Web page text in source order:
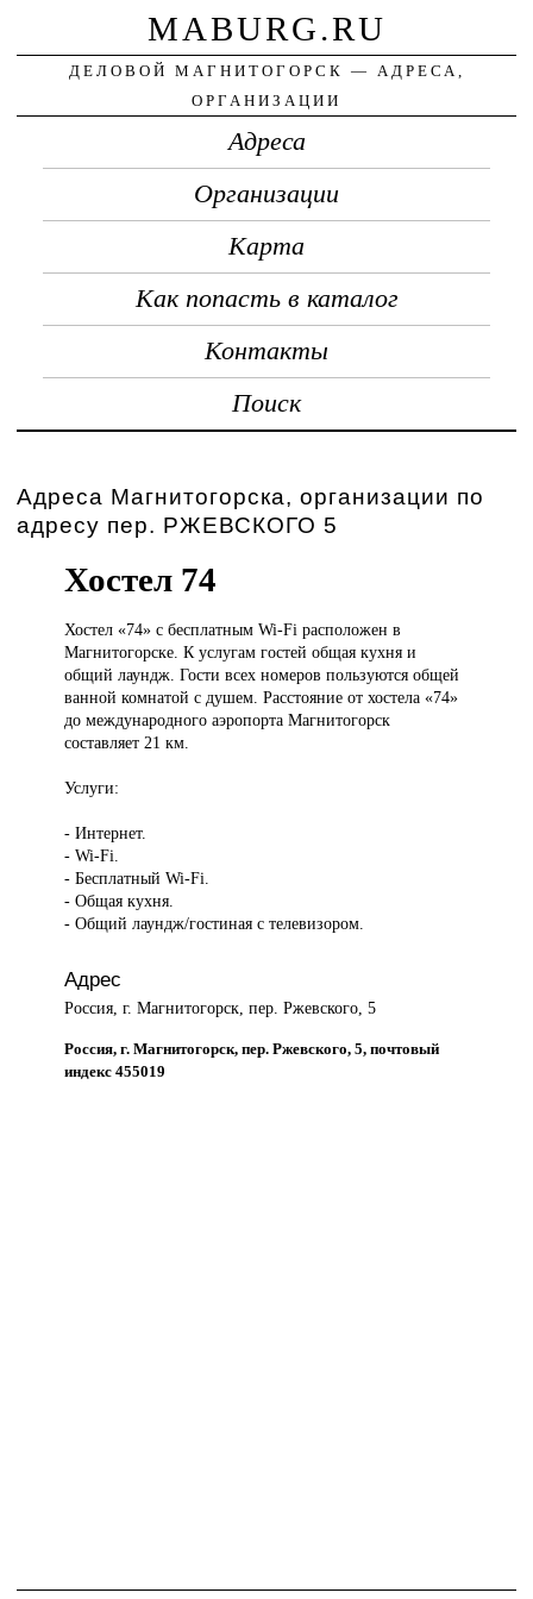
MABURG.RU
ДЕЛОВОЙ МАГНИТОГОРСК — АДРЕСА,
ОРГАНИЗАЦИИ
Адреса
Организации
Карта
Как попасть в каталог
Контакты
Поиск
Адреса Магнитогорска, организации по
адресу пер. РЖЕВСКОГО 5
Хостел 74
Хостел «74»с бесплатным Wi-Fi расположен в
Магнитогорске. К услугам гостей общая кухня и
общий лаундж. Гости всех номеров пользуются общей
ванной комнатой с душем. Расстояние от хостела «74»
до международного аэропорта Магнитогорск
составляет 21 км.
Услуги:
- Интернет.
- Wi-Fi.
- Бесплатный Wi-Fi.
- Общая кухня.
- Общий лаундж/гостиная с телевизором.
Адрес
Россия, г. Магнитогорск, пер. Ржевского, 5
Россия, г. Магнитогорск, пер. Ржевского, 5, почтовый
индекс 455019